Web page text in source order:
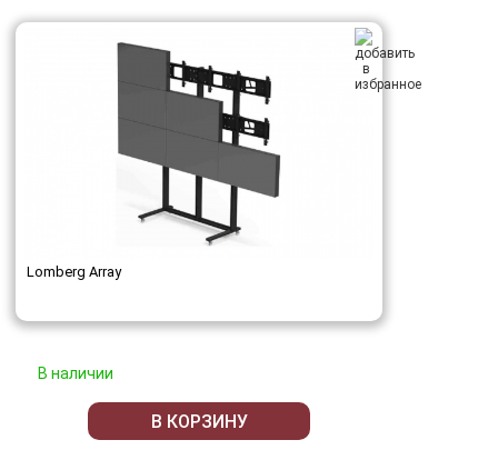
Lomberg Array
В наличии
В КОРЗИНУ